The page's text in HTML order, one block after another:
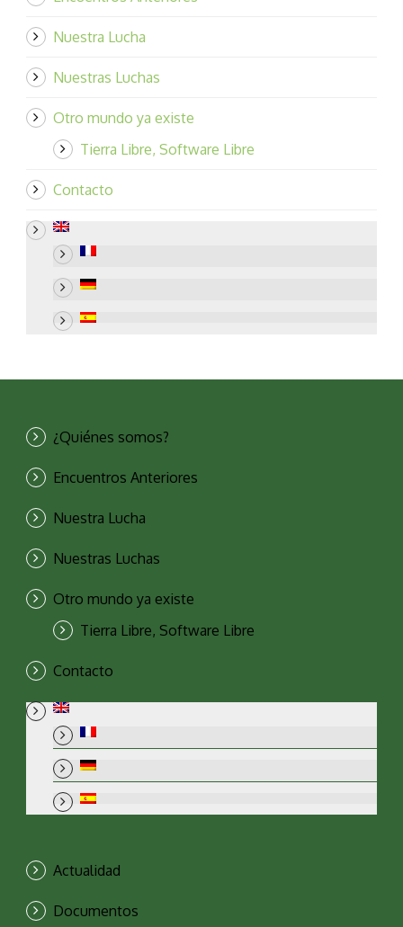
Nuestra Lucha
Nuestras Luchas
Otro mundo ya existe
Tierra Libre, Software Libre
Contacto
¿Quiénes somos?
Encuentros Anteriores
Nuestra Lucha
Nuestras Luchas
Otro mundo ya existe
Tierra Libre, Software Libre
Contacto
Actualidad
Documentos